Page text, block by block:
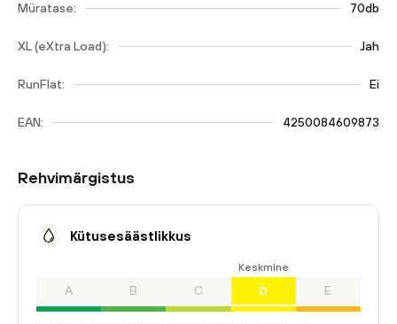
Müratase: 70db
XL (eXtra Load): Jah
RunFlat: Ei
EAN: 4250084609873
Rehvimärgistus
Kütusesäästlikkus
A B C
Keskmine
D E